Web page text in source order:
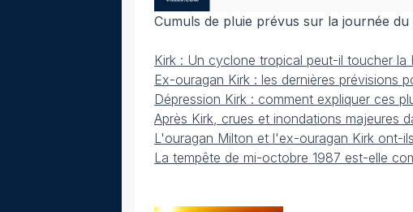
Cumuls de pluie prévus sur la journée
Kirk : Un cyclone tropical peut-il toucher la
Ex-ouragan Kirk : les dernières prévisions
Dépression Kirk : comment expliquer ces
Après Kirk, crues et inondations majeures
L'ouragan Milton et l'ex-ouragan Kirk ont-
La tempête de mi-octobre 1987 est-elle